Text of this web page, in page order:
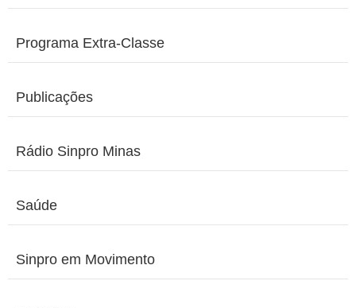
Programa Extra-Classe
Publicações
Rádio Sinpro Minas
Saúde
Sinpro em Movimento